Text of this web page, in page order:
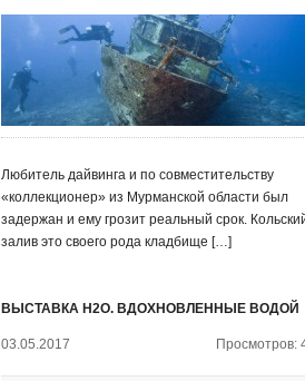
Любитель дайвинга и по совместительству
«коллекционер» из Мурманской области был
задержан и ему грозит реальный срок.
залив это своего рода кладбище […]
ВЫСТАВКА H2O. ВДОХНОВЛЕННЫЕ ВОДОЙ
03.05.2017 Просмотров: